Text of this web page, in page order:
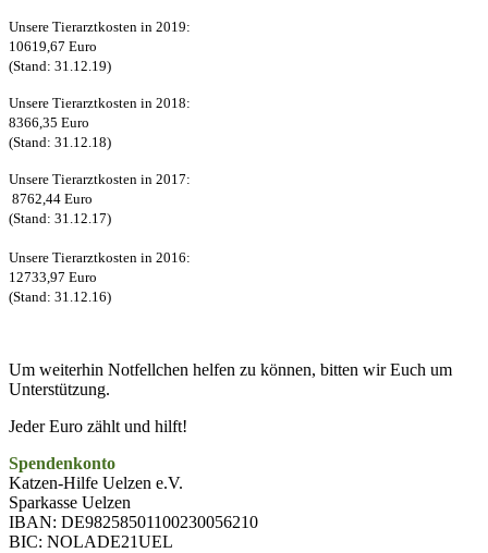
Unsere Tierarztkosten in 2019:
10619,67 Euro
(Stand: 31.12.19)
Unsere Tierarztkosten in 2018:
8366,35 Euro
(Stand: 31.12.18)
Unsere Tierarztkosten in 2017:
8762,44 Euro
(Stand: 31.12.17)
Unsere Tierarztkosten in 2016:
12733,97 Euro
(Stand: 31.12.16)
Um weiterhin Notfellchen helfen zu können, bitten wir Euch um
Unterstützung.
Jeder Euro zählt und hilft!
Spendenkonto
Katzen-Hilfe Uelzen e.V.
Sparkasse Uelzen
IBAN: DE98258501100230056210
BIC: NOLADE21UEL